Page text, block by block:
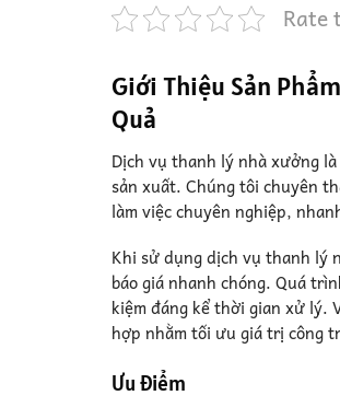
Rate
Giới Thiệu Sản
Quả
Dịch vụ thanh lý nhà xưởng
sản xuất. Chúng tôi chuyên
làm việc chuyên nghiệp,
Khi sử dụng dịch vụ thanh lý
báo giá nhanh chóng. Quá
kiệm đáng kể thời gian xử lý.
hợp nhằm tối ưu giá trị công
Ưu điểm